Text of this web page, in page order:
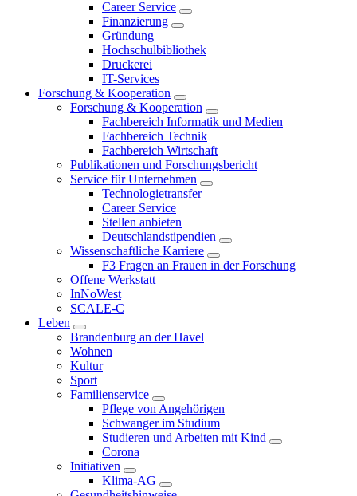
Career Service
Finanzierung
Gründung
Hochschulbibliothek
Druckerei
IT-Services
Forschung & Kooperation
Forschung & Kooperation
Fachbereich Informatik und Medien
Fachbereich Technik
Fachbereich Wirtschaft
Publikationen und Forschungsbericht
Service für Unternehmen
Technologietransfer
Career Service
Stellen anbieten
Deutschlandstipendien
Wissenschaftliche Karriere
F3 Fragen an Frauen in der Forschung
Offene Werkstatt
InNoWest
SCALE-C
Leben
Brandenburg an der Havel
Wohnen
Kultur
Sport
Familienservice
Pflege von Angehörigen
Schwanger im Studium
Studieren und Arbeiten mit Kind
Corona
Initiativen
Klima-AG